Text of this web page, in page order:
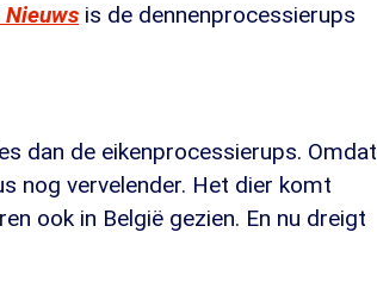
Nieuws is de dennenprocessierups
dan de eikenprocessierups. Omdat
nog vervelender. Het dier komt
ook in België gezien. En nu dreigt